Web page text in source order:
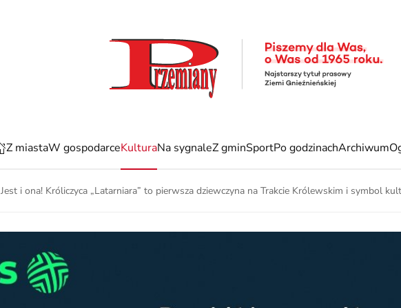
Z miastaW gospodarceKulturaNa sygnaleZ gminSportPo godzinachArchiwum
Jest i ona! Króliczyca „Latarniara” to pierwsza dziewczyna na Trakcie Królewskim i symbol